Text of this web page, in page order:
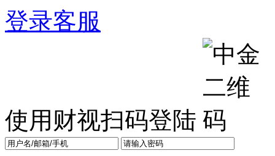
登录客服
使用财视扫码登陆